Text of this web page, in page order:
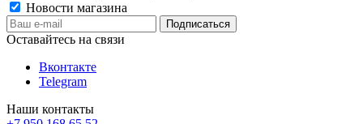
Новости магазина
Оставайтесь на связи
Вконтакте
Telegram
Наши контакты